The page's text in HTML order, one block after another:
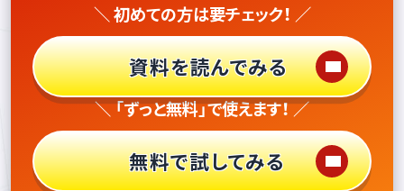
＼ 初めての方は要チェック！ ／
資料を読んでみる
＼ 「ずっと無料」で使えます！ ／
無料で試してみる